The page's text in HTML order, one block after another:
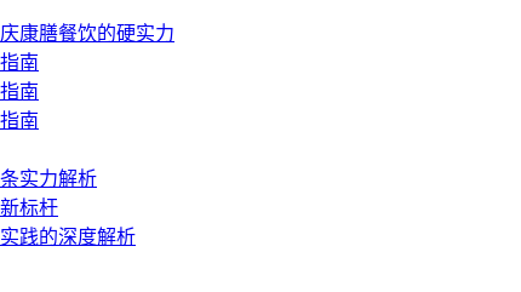
康膳餐饮的硬实力
南
南
南
实力解析
标杆
践的深度解析